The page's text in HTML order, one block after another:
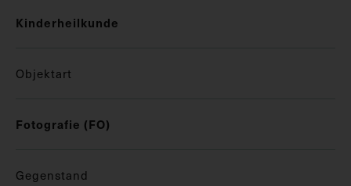
Kinderheilkunde
Objektart
Fotografie (FO)
Gegenstand